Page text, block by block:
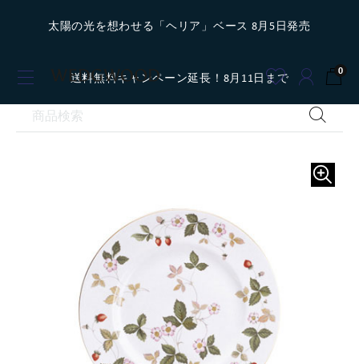
太陽の光を想わせる「ヘリア」ベース 8月5日発売
送料無料キャンペーン延長！8月11日まで 0